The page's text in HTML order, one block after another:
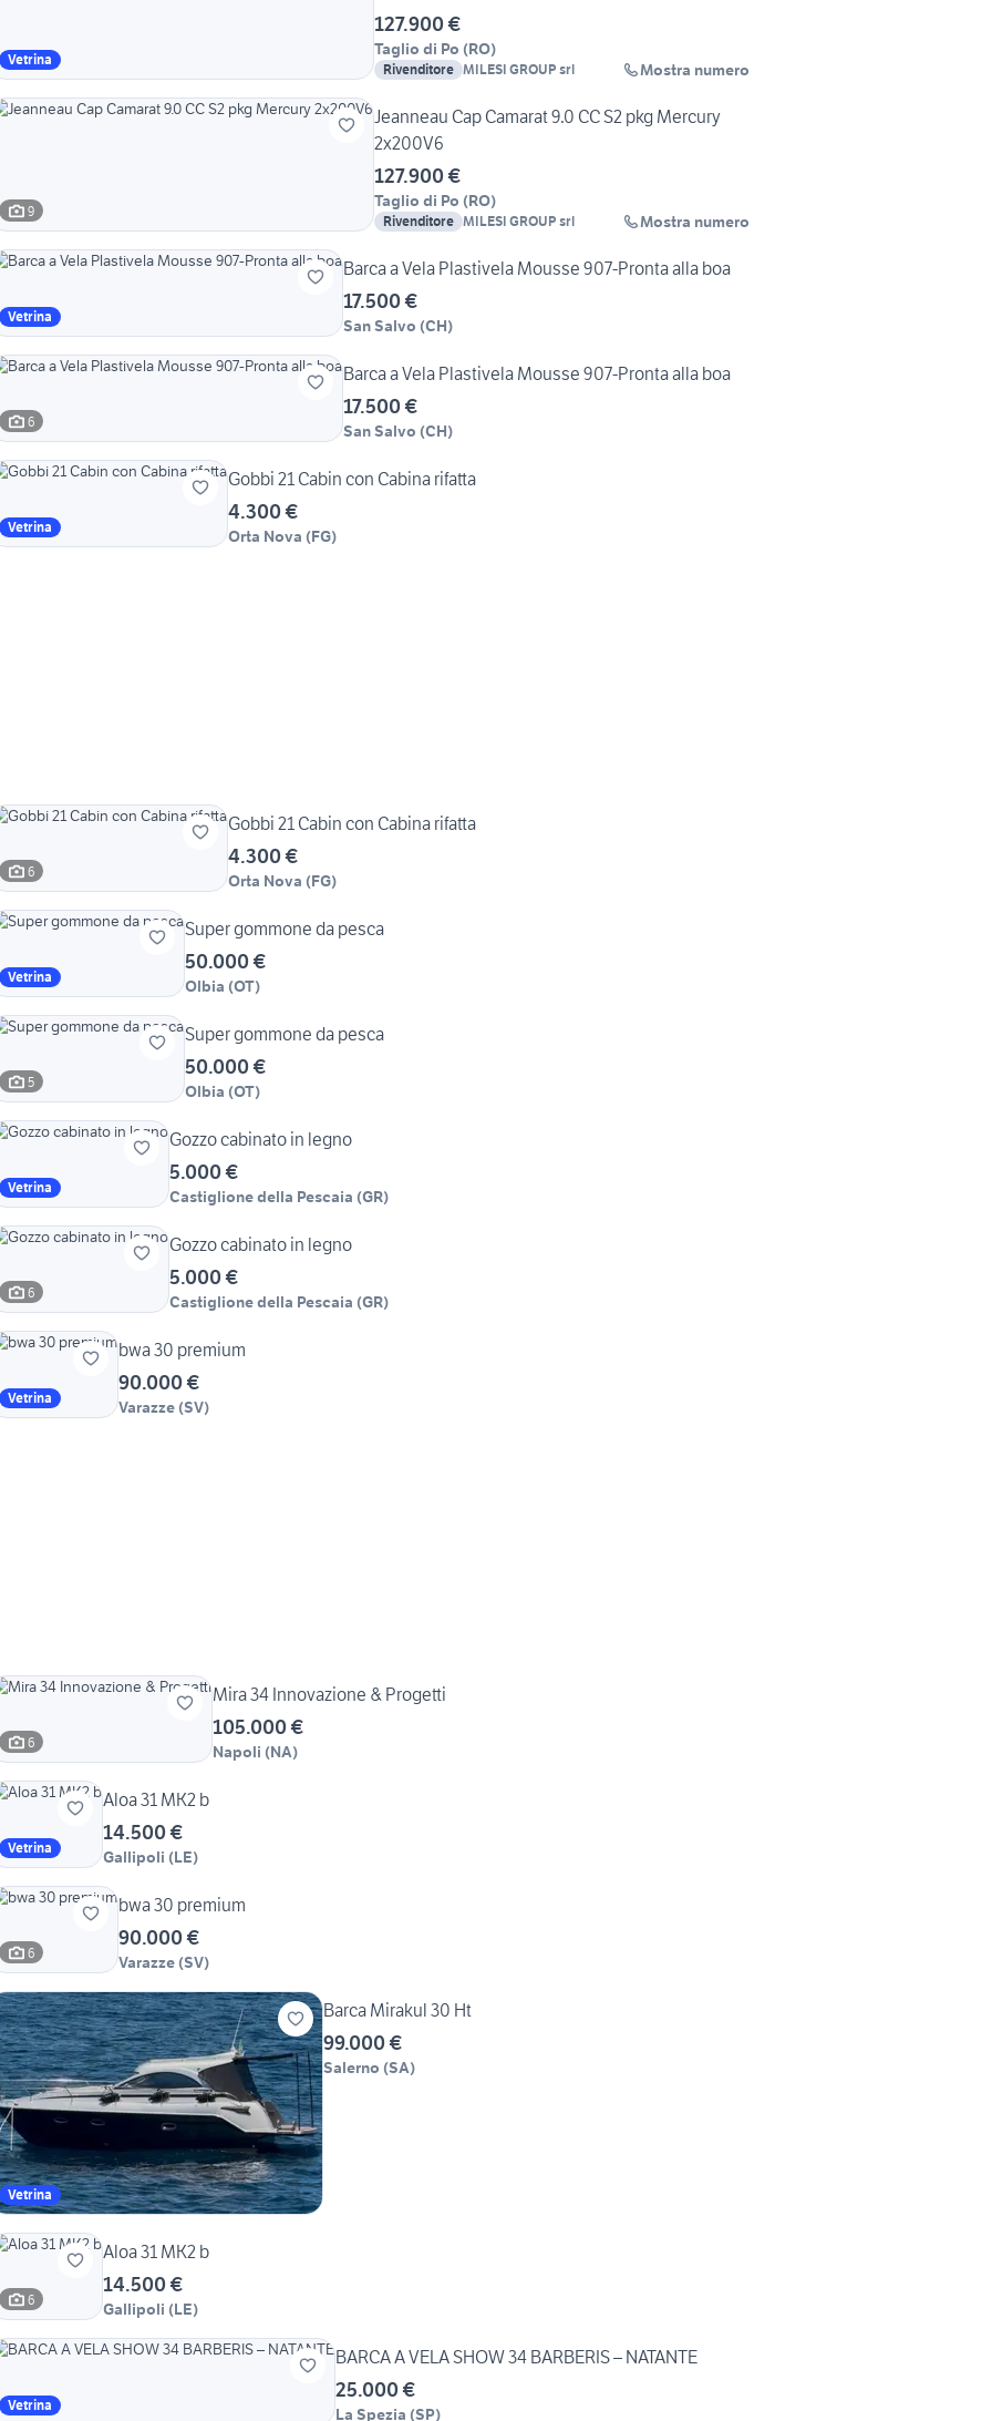
Vetrina
127.900 €
Taglio di Po (RO)
Rivenditore MILESI GROUP srl Mostra numero
9
Jeanneau Cap Camarat 9.0 CC S2 pkg Mercury
2x200V6
127.900 €
Taglio di Po (RO)
Rivenditore MILESI GROUP srl Mostra numero
Vetrina
Barca a Vela Plastivela Mousse 907-Pronta alla boa
17.500 €
San Salvo (CH)
6
Barca a Vela Plastivela Mousse 907-Pronta alla boa
17.500 €
San Salvo (CH)
Vetrina
Gobbi 21 Cabin con Cabina rifatta
4.300 €
Orta Nova (FG)
6
Gobbi 21 Cabin con Cabina rifatta
4.300 €
Orta Nova (FG)
Vetrina
Super gommone da pesca
50.000 €
Olbia (OT)
5
Super gommone da pesca
50.000 €
Olbia (OT)
Vetrina
Gozzo cabinato in legno
5.000 €
Castiglione della Pescaia (GR)
6
Gozzo cabinato in legno
5.000 €
Castiglione della Pescaia (GR)
Vetrina
bwa 30 premium
90.000 €
Varazze (SV)
6
Mira 34 Innovazione & Progetti
105.000 €
Napoli (NA)
Vetrina
Aloa 31 MK2 b
14.500 €
Gallipoli (LE)
6
bwa 30 premium
90.000 €
Varazze (SV)
Vetrina
Barca Mirakul 30 Ht
99.000 €
Salerno (SA)
6
Aloa 31 MK2 b
14.500 €
Gallipoli (LE)
Vetrina
BARCA A VELA SHOW 34 BARBERIS – NATANTE
25.000 €
La Spezia (SP)